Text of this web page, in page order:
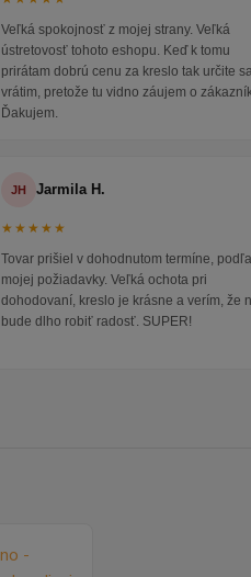
Veľká spokojnosť z mojej strany. Veľká
ústretovosť tohoto eshopu. Keď k tomu
prirátam dobrú cenu za kreslo tak určite
vrátim, pretože tu vidno záujem o
Ďakujem.
JH Jarmila H.
★★★★★
Tovar prišiel v dohodnutom termíne, podľa
mojej požiadavky. Veľká ochota pri
dohodovaní, kreslo je krásne a verím, že
bude dlho robiť radosť. SUPER!